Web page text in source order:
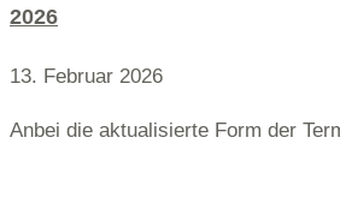
2026
13. Februar 2026
Anbei die aktualisierte Form der